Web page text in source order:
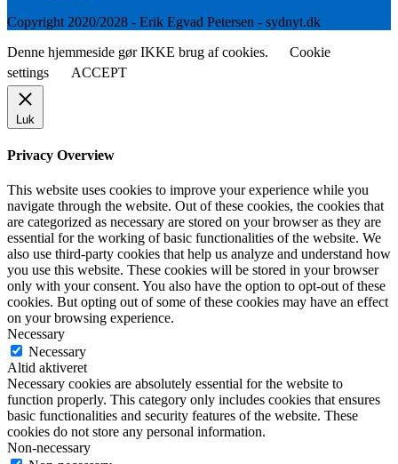
Copyright 2020/2028 - Erik Egvad Petersen - sydnyt.dk
Denne hjemmeside gør IKKE brug af cookies.
Cookie
settings
ACCEPT
Luk
Privacy Overview
This website uses cookies to improve your experience while you
navigate through the website. Out of these cookies, the cookies that
are categorized as necessary are stored on your browser as they are
essential for the working of basic functionalities of the website. We
also use third-party cookies that help us analyze and understand how
you use this website. These cookies will be stored in your browser
only with your consent. You also have the option to opt-out of these
cookies. But opting out of some of these cookies may have an effect
on your browsing experience.
Necessary
Necessary
Altid aktiveret
Necessary cookies are absolutely essential for the website to
function properly. This category only includes cookies that ensures
basic functionalities and security features of the website. These
cookies do not store any personal information.
Non-necessary